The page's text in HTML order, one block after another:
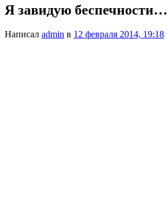
Я завидую беспечности…
Написал admin в 12 февраля 2014, 19:18